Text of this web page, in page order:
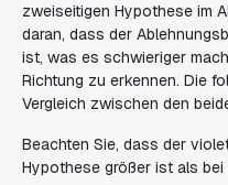
zweiseitigen Hypothese im
daran, dass der
ist, was es schwieriger
Richtung zu erkennen. Die
Vergleich zwischen den
Beachten Sie, dass der
Hypothese größer ist als